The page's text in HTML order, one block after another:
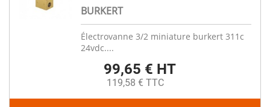
BURKERT
Électrovanne 3/2 miniature burkert 311c
24vdc....
99,65 € HT
119,58 € TTC